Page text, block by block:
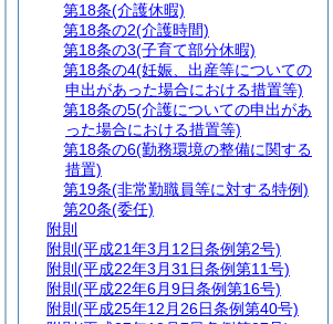
第18条(介護休暇)
第18条の2(介護時間)
第18条の3(子育て部分休暇)
第18条の4(妊娠、出産等についての
申出があった場合における措置等)
第18条の5(介護についての申出があ
った場合における措置等)
第18条の6(勤務環境の整備に関する
措置)
第19条(非常勤職員等に対する特例)
第20条(委任)
附則
附則 (平成21年3月12日条例第2号)
附則 (平成22年3月31日条例第11号)
附則 (平成22年6月9日条例第16号)
附則 (平成25年12月26日条例第40号)